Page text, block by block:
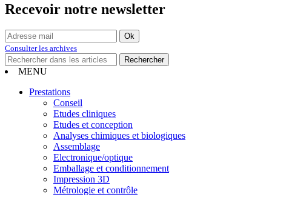
Recevoir notre newsletter
Consulter les archives
MENU
Prestations
Conseil
Etudes cliniques
Etudes et conception
Analyses chimiques et biologiques
Assemblage
Electronique/optique
Emballage et conditionnement
Impression 3D
Métrologie et contrôle